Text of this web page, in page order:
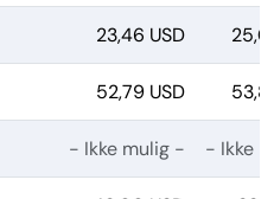
23,46 USD
52,79 USD
- Ikke mulig - - Ikke